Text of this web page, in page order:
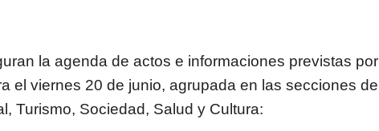
la agenda de actos e informaciones previstas por
el viernes 20 de junio, agrupada en las secciones de
Turismo, Sociedad, Salud y Cultura: